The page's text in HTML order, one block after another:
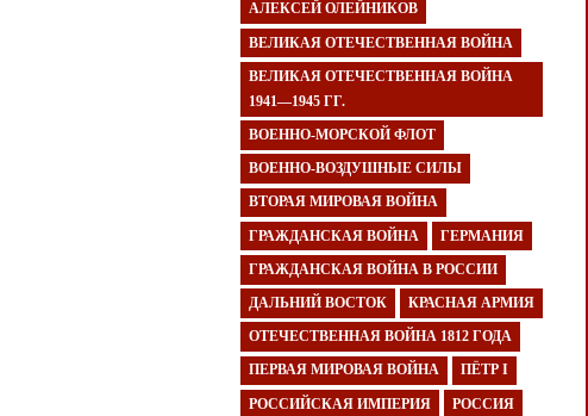
АЛЕКСЕЙ ОЛЕЙНИКОВ
ВЕЛИКАЯ ОТЕЧЕСТВЕННАЯ ВОЙНА
ВЕЛИКАЯ ОТЕЧЕСТВЕННАЯ ВОЙНА
1941—1945 ГГ.
ВОЕННО-МОРСКОЙ ФЛОТ
ВОЕННО-ВОЗДУШНЫЕ СИЛЫ
ВТОРАЯ МИРОВАЯ ВОЙНА
ГРАЖДАНСКАЯ ВОЙНА ГЕРМАНИЯ
ГРАЖДАНСКАЯ ВОЙНА В РОССИИ
ДАЛЬНИЙ ВОСТОК КРАСНАЯ АРМИЯ
ОТЕЧЕСТВЕННАЯ ВОЙНА 1812 ГОДА
ПЕРВАЯ МИРОВАЯ ВОЙНА ПЁТР I
РОССИЙСКАЯ ИМПЕРИЯ РОССИЯ